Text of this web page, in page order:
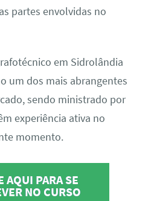
partes envolvidas no
em Sidrolândia
um dos mais abrangentes
sendo ministrado por
experiência ativa no
momento.
AQUI PARA SE
NO CURSO